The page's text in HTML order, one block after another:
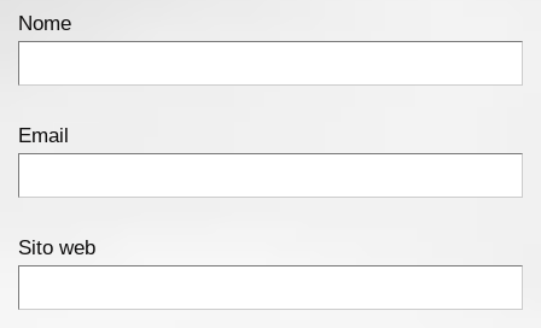
Nome
Email
Sito web